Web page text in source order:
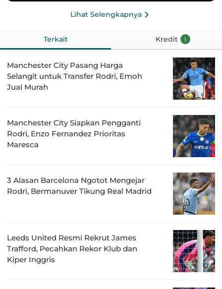
Lihat Selengkapnya
Terkait Kredit 1
Manchester City Pasang Harga
Selangit untuk Transfer Rodri, Emoh
Jual Murah
Manchester City Siapkan Pengganti
Rodri, Enzo Fernandez Prioritas
Maresca
3 Alasan Barcelona Ngotot Mengejar
Rodri, Bermanuver Tikung Real Madrid
Leeds United Resmi Rekrut James
Trafford, Pecahkan Rekor Klub dan
Kiper Inggris